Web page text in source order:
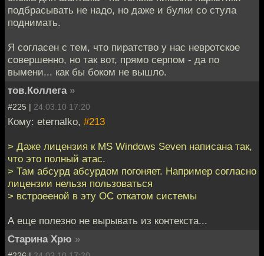
подбрасывать не надо, но даже и булки со стула
поднимать.
Я согласен с тем, что пиратство у нас невротское
совершенно, но так вот, прямо серпом - да по
вымени... как бы боком не вышло.
тов.Коллега »
#225 | 24.03.10 17:20
Кому: eternalko, #213
> Даже лицензия к MS Windows Seven написана так,
что это полный атас.
> Там абсурд абсурдом погоняет. Например согласно
лицензии нельзя пользоваться
> встроееной в эту ОС откатом системы
А еще полезно не вырывать из контекста...
Старина Хрю »